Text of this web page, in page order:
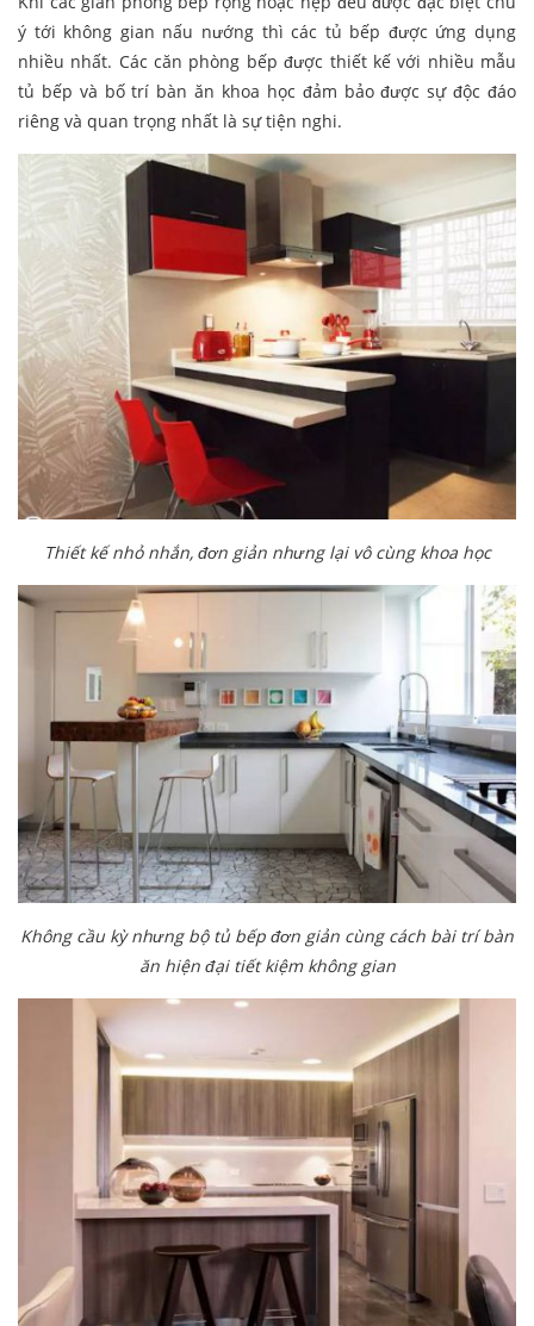
ý tới không gian nấu nướng thì các tủ bếp được ứng dụng
nhiều nhất. Các căn phòng bếp được thiết kế với nhiều mẫu
tủ bếp và bố trí bàn ăn khoa học đảm bảo được sự độc đáo
riêng và quan trọng nhất là sự tiện nghi.
Thiết kế nhỏ nhắn, đơn giản nhưng lại vô cùng khoa học
Không cầu kỳ nhưng bộ tủ bếp đơn giản cùng cách bài trí bàn
ăn hiện đại tiết kiệm không gian